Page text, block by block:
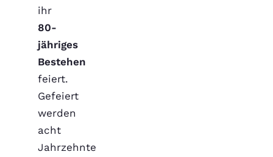
ihr
80-
jähriges
Bestehen
feiert.
Gefeiert
werden
acht
Jahrzehnte